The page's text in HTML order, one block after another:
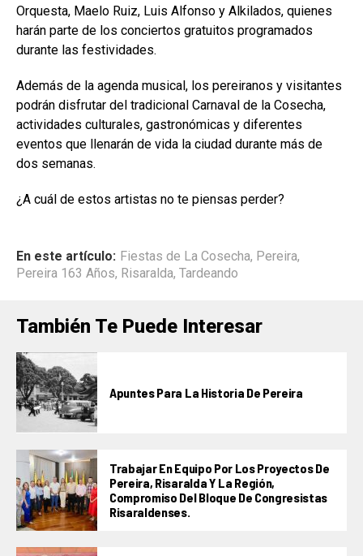
Orquesta, Maelo Ruiz, Luis Alfonso y Alkilados, quienes
harán parte de los conciertos gratuitos programados
durante las festividades.
Además de la agenda musical, los pereiranos y visitantes
podrán disfrutar del tradicional Carnaval de la Cosecha,
actividades culturales, gastronómicas y diferentes
eventos que llenarán de vida la ciudad durante más de
dos semanas.
¿A cuál de estos artistas no te piensas perder?
En este artículo: Fiestas de La Cosecha, Pereira,
Pereira 163 Años, Risaralda, Tardeando
También Te Puede Interesar
Apuntes Para La Historia De Pereira
Trabajar En Equipo Por Los Proyectos De
Pereira, Risaralda Y La Región,
Compromiso Del Bloque De Congresistas
Risaraldenses.